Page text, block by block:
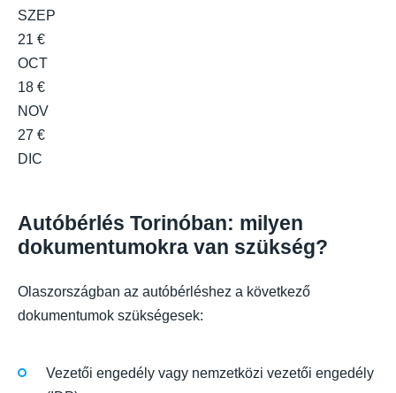
SZEP
21 €
OCT
18 €
NOV
27 €
DIC
Autóbérlés Torinóban: milyen
dokumentumokra van szükség?
Olaszországban az autóbérléshez a következő
dokumentumok szükségesek:
Vezetői engedély vagy nemzetközi vezetői engedély